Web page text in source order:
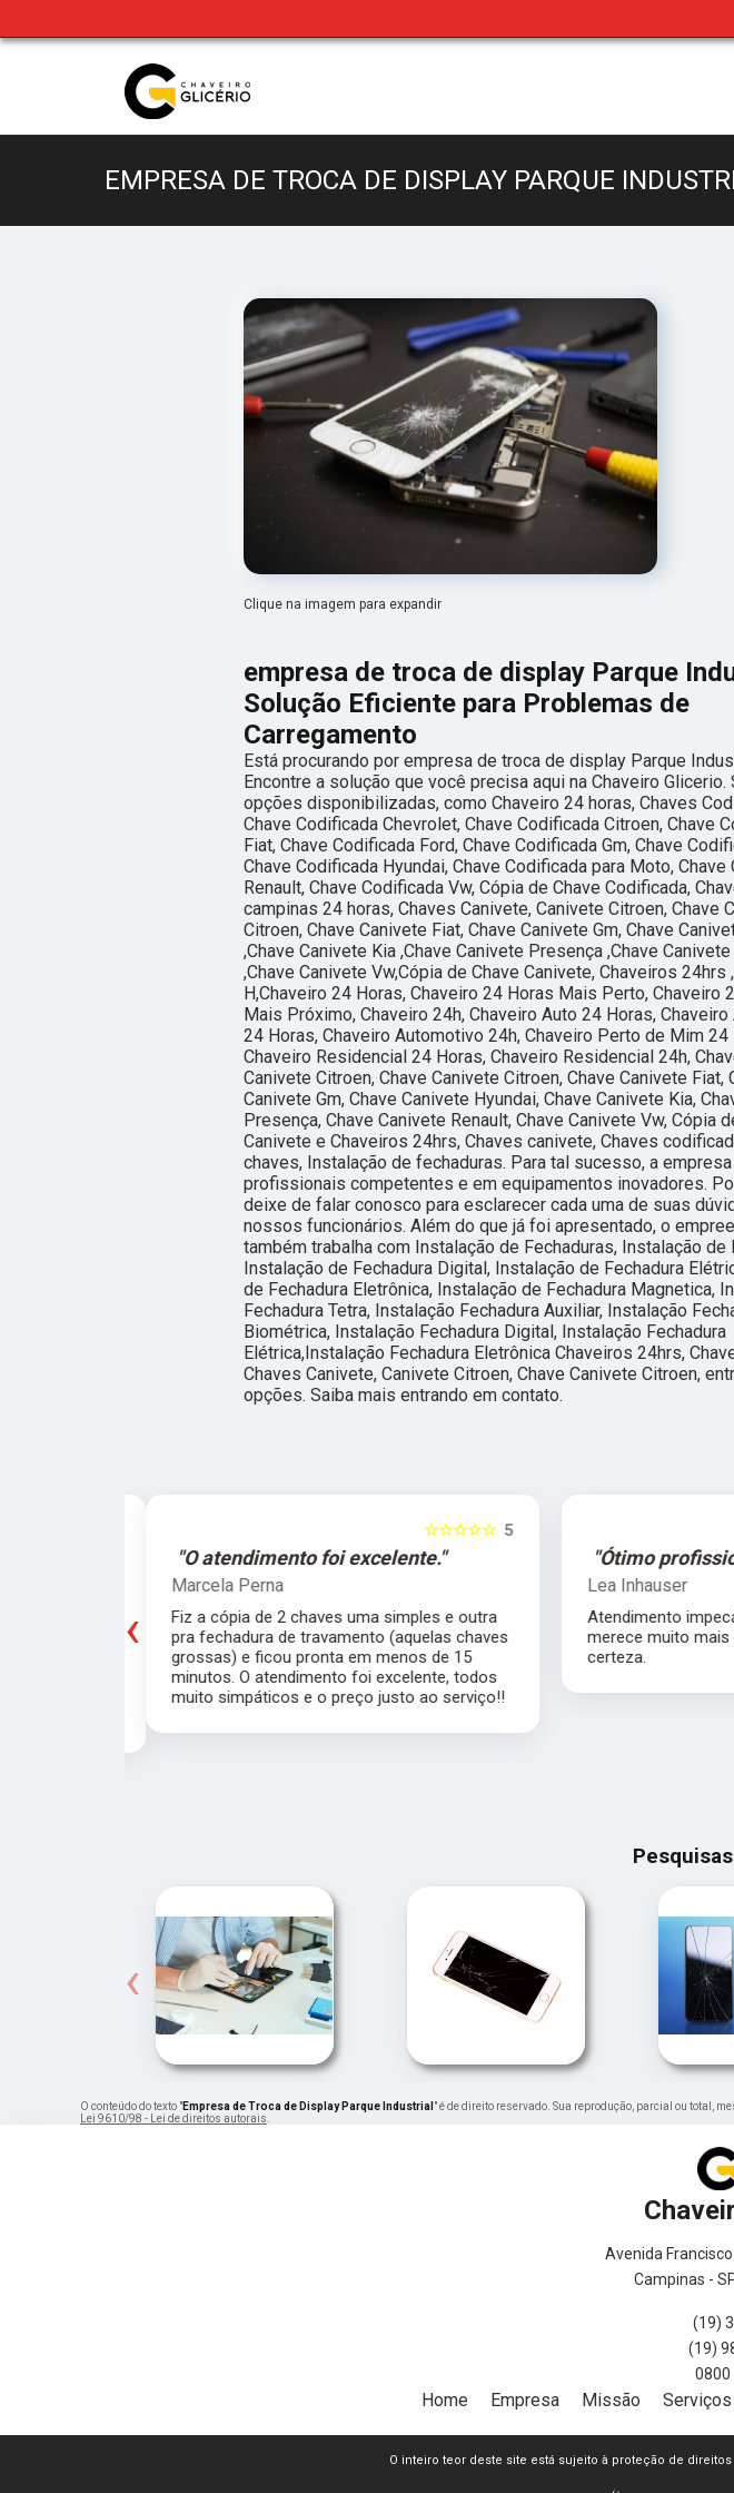
EMPRESA DE TROCA DE DISPLAY PARQUE
Clique na imagem para expandir
empresa de troca de display Parque
Solução Eficiente para Problemas de
Carregamento
Está procurando por empresa de troca de display Parque
Encontre a solução que você precisa aqui na Chaveiro
opções disponibilizadas, como Chaveiro 24 horas, Chaves
Chave Codificada Chevrolet, Chave Codificada Citroen, Chave
Fiat, Chave Codificada Ford, Chave Codificada Gm, Chave
Chave Codificada Hyundai, Chave Codificada para Moto, Chave
Renault, Chave Codificada Vw, Cópia de Chave Codificada,
campinas 24 horas, Chaves Canivete, Canivete Citroen, Chave
Citroen, Chave Canivete Fiat, Chave Canivete Gm, Chave
,Chave Canivete Kia ,Chave Canivete Presença ,Chave
,Chave Canivete Vw,Cópia de Chave Canivete, Chaveiros 24hrs
H,Chaveiro 24 Horas, Chaveiro 24 Horas Mais Perto, Chaveiro
Mais Próximo, Chaveiro 24h, Chaveiro Auto 24 Horas,
24 Horas, Chaveiro Automotivo 24h, Chaveiro Perto de Mim 24
Chaveiro Residencial 24 Horas, Chaveiro Residencial 24h,
Canivete Citroen, Chave Canivete Citroen, Chave Canivete Fiat,
Canivete Gm, Chave Canivete Hyundai, Chave Canivete Kia,
Presença, Chave Canivete Renault, Chave Canivete Vw, Cópia
Canivete e Chaveiros 24hrs, Chaves canivete, Chaves
chaves, Instalação de fechaduras. Para tal sucesso, a
profissionais competentes e em equipamentos inovadores.
deixe de falar conosco para esclarecer cada uma de suas
nossos funcionários. Além do que já foi apresentado, o
também trabalha com Instalação de Fechaduras, Instalação de
Instalação de Fechadura Digital, Instalação de Fechadura
de Fechadura Eletrônica, Instalação de Fechadura Magnetica,
Fechadura Tetra, Instalação Fechadura Auxiliar, Instalação
Biométrica, Instalação Fechadura Digital, Instalação Fechadura
Elétrica,Instalação Fechadura Eletrônica Chaveiros 24hrs,
Chaves Canivete, Canivete Citroen, Chave Canivete Citroen,
opções. Saiba mais entrando em contato.
5
☆☆☆☆☆
"O atendimento foi excelente."
Marcela Perna
Fiz a cópia de 2 chaves uma simples e outra
pra fechadura de travamento (aquelas chaves
grossas) e ficou pronta em menos de 15
minutos. O atendimento foi excelente, todos
muito simpáticos e o preço justo ao serviço!!
"Ótimo
Lea Inhauser
Atendimento
merece muito mais
certeza.
‹
‹
O conteúdo do texto "Empresa de Troca de Display Parque Industrial " é de direito reservado. Sua reprodução, parcial ou total,
Lei 9610/98 - Lei de direitos autorais
Avenida
Campinas -
(19)
(19)
0800
Home Empresa Missão Serviços
O inteiro teor deste site está sujeito à proteção de